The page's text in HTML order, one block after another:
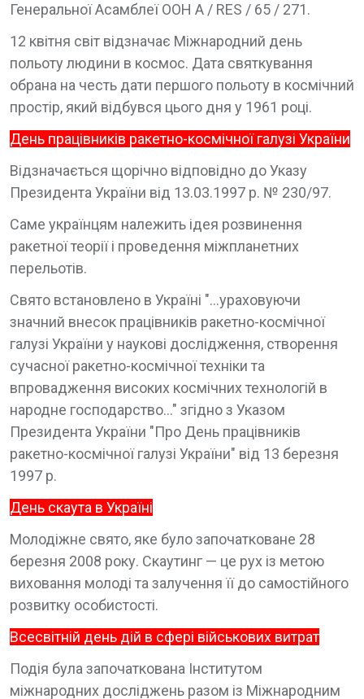
Генеральної Асамблеї ООН A / RES / 65 / 271.
12 квітня світ відзначає Міжнародний день
польоту людини в космос. Дата святкування
обрана на честь дати першого польоту в космічний
простір, який відбувся цього дня у 1961 році.
День працівників ракетно-космічної галузі України
Відзначається щорічно відповідно до Указу
Президента України від 13.03.1997 р. № 230/97.
Саме українцям належить ідея розвинення
ракетної теорії і проведення міжпланетних
перельотів.
Свято встановлено в Україні "…ураховуючи
значний внесок працівників ракетно-космічної
галузі України у наукові дослідження, створення
сучасної ракетно-космічної техніки та
впровадження високих космічних технологій в
народне господарство…" згідно з Указом
Президента України "Про День працівників
ракетно-космічної галузі України" від 13 березня
1997 р.
День скаута в Україні
Молодіжне свято, яке було започатковане 28
березня 2008 року. Скаутинг — це рух із метою
виховання молоді та залучення її до самостійного
розвитку особистості.
Всесвітній день дій в сфері військових витрат
Подія була започаткована Інститутом
міжнародних досліджень разом із Міжнародним